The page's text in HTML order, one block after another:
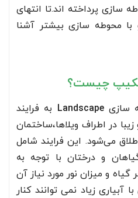
سازی پرداخته اند.تا انتهای
با محوطه سازی بیشتر آشنا
چیست؟
سازیLandscape به فرایند
در اطراف ویلاها،ساختمان
می‌شود. این فرایند شامل
و درختان با توجه به
گیاه و میزان نور مورد نیاز آن
آبیاری زیاد نمی توانند کنار